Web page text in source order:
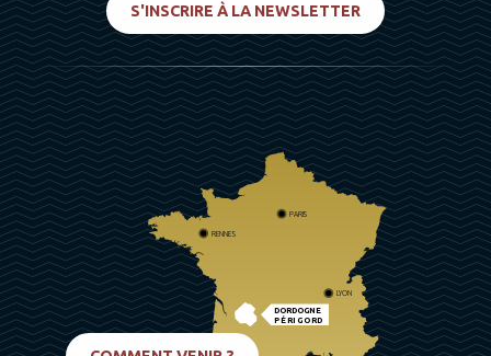
S'INSCRIRE À LA NEWSLETTER
DORDOGNE
PÉRIGORD
PARIS
RENNES
LYON